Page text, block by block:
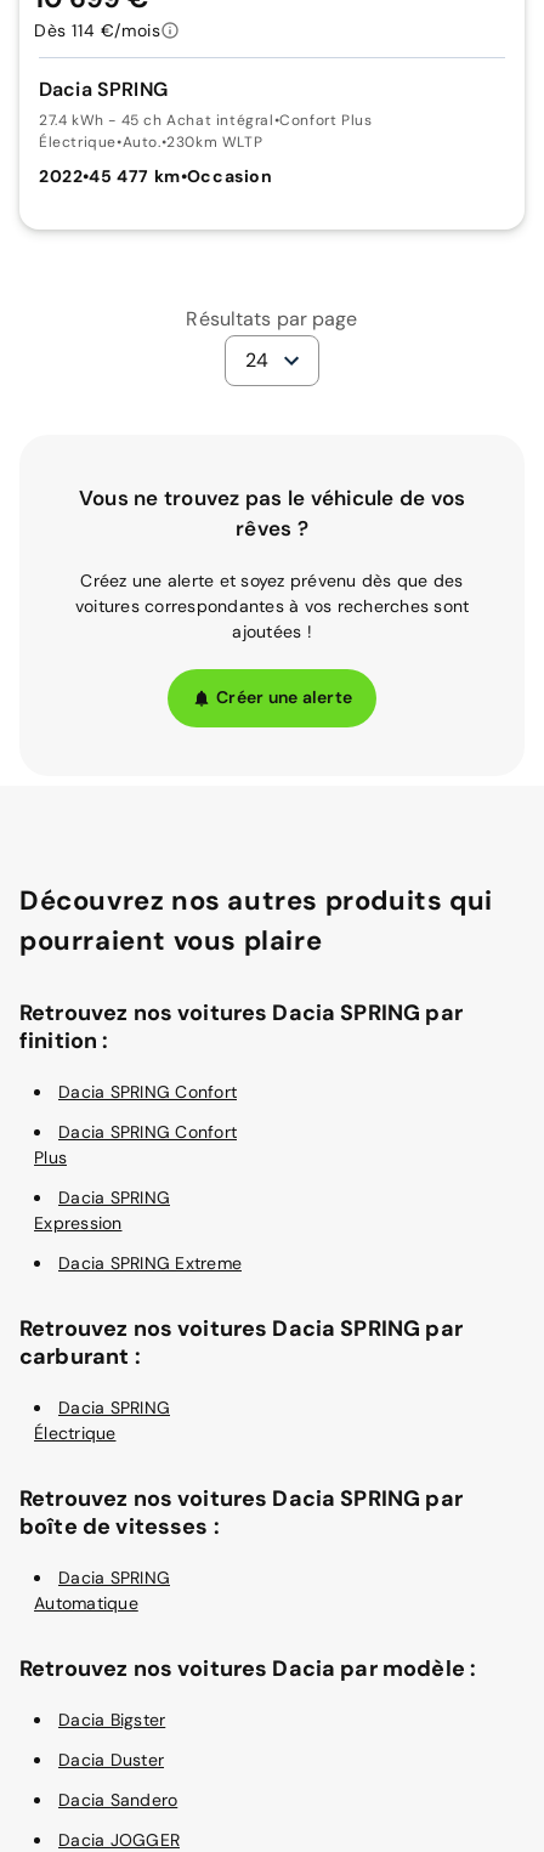
Dacia SPRING
27.4 kWh - 45 ch Achat intégral•Confort Plus
Électrique•Auto.•230km WLTP
2022•45 477 km•Occasion
Dès 114 €/mois
Résultats par page
24
Vous ne trouvez pas le véhicule de vos
rêves ?
Créez une alerte et soyez prévenu dès que des
voitures correspondantes à vos recherches sont
ajoutées !
Créer une alerte
Découvrez nos autres produits qui
pourraient vous plaire
Retrouvez nos voitures Dacia SPRING par
finition :
Dacia SPRING Confort
Dacia SPRING Confort
Plus
Dacia SPRING
Expression
Dacia SPRING Extreme
Retrouvez nos voitures Dacia SPRING par
carburant :
Dacia SPRING
Électrique
Retrouvez nos voitures Dacia SPRING par
boîte de vitesses :
Dacia SPRING
Automatique
Retrouvez nos voitures Dacia par modèle :
Dacia Bigster
Dacia Duster
Dacia Sandero
Dacia JOGGER